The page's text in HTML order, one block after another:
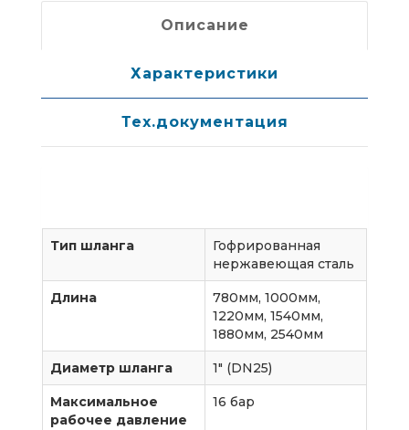
Описание
Характеристики
Тех.документация
Тип шланга
Гофрированная
нержавеющая сталь
Длина
780мм, 1000мм,
1220мм, 1540мм,
1880мм, 2540мм
Диаметр шланга 1″ (DN25)
Максимальное
рабочее давление
16 бар